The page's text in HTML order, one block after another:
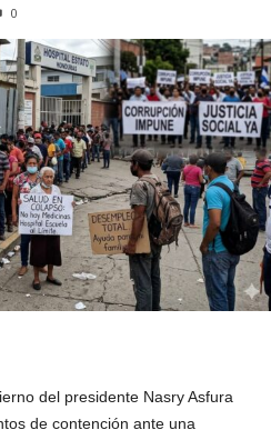
0
del presidente Nasry Asfura
de contención ante una